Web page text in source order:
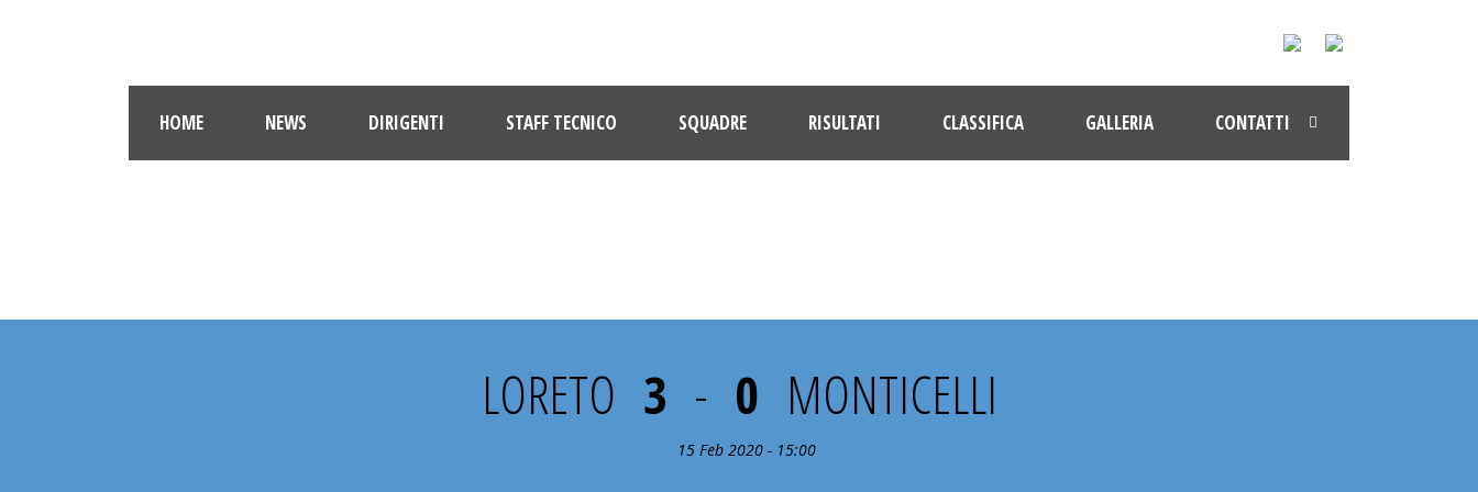
HOME NEWS DIRIGENTI STAFF TECNICO SQUADRE RISULTATI CLASSIFICA GALLERIA CONTATTI
LORETO 3 - 0 MONTICELLI
15 Feb 2020 - 15:00